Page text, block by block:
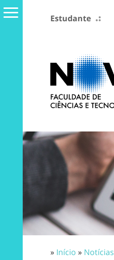
Estudante
» Início » Notícias